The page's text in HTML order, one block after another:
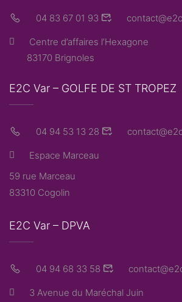
04 83 67 01 93
Centre d’affaires l’Hexagone
83170 Brignoles
E2C Var – GOLFE DE ST TROPEZ
04 94 53 13 28
Espace Marceau
59 rue Marceau
83310 Cogolin
E2C Var – DPVA
04 94 68 33 58
3 Avenue du Maréchal Juin